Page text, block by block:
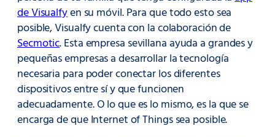
de Visualfyen su móvil. Para que todo esto sea
posible, Visualfy cuenta con la colaboración de
Secmotic. Esta empresa sevillana ayuda a grandes y
pequeñas empresas a desarrollar la tecnología
necesaria para poder conectar los diferentes
dispositivos entre sí y que funcionen
adecuadamente. O lo que es lo mismo, es la que se
encarga de que Internet of Things sea posible.